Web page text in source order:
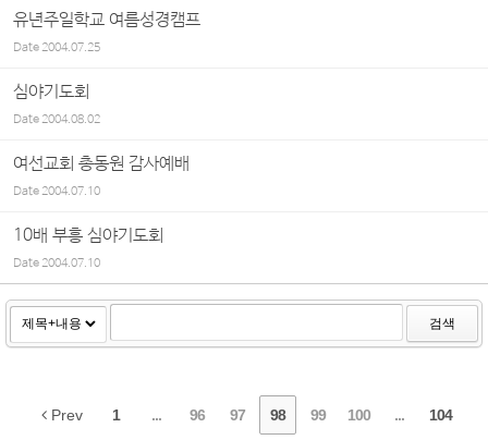
유년주일학교 여름성경캠프
Date2004.07.25
심야기도회
Date2004.08.02
여선교회 총동원 감사예배
Date2004.07.10
10배 부흥 심야기도회
Date2004.07.10
검색
Prev 1 ... 96 97 98 99 100 ... 104